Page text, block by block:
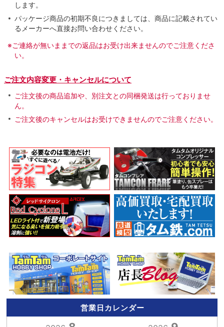
します。
パッケージ商品の初期不良につきましては、商品に記載されてい
るメーカーへ直接お問い合わせください。
※ご連絡が無いままでの返品はお受け出来ませんのでご注意くださ
い。
ご注文内容変更・キャンセルについて
ご注文後の商品追加や、別注文との同梱発送は行っておりませ
ん。
ご注文後のキャンセルはお受けできませんのでご注意ください。
営業日カレンダー